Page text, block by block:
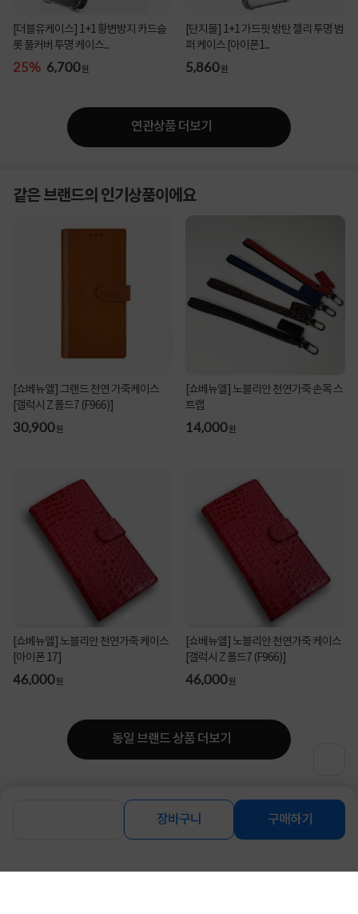
장바구니 구매하기
[더블유케이스] 1+1 황변방지 카드슬
롯 풀커버 투명 케이스...
25% 6,700원
[단지몰] 1+1 가드핏 방탄 젤리 투명 범
퍼 케이스 [아이폰1...
5,860원
연관상품 더보기
같은 브랜드의 인기상품이에요
[쇼베뉴엘] 그랜드 천연 가죽케이스
[갤럭시 Z 폴드7 (F966)]
30,900원
[쇼베뉴엘] 노블리안 천연가죽 손목 스
트랩
14,000원
[쇼베뉴엘] 노블리안 천연가죽 케이스
[아이폰 17]
46,000원
[쇼베뉴엘] 노블리안 천연가죽 케이스
[갤럭시 Z 폴드7 (F966)]
46,000원
동일 브랜드 상품 더보기
공지사항오시는길회사소개 PC버전
1588-8377 컴퓨존 APP
(주)컴퓨존 사업자 정보